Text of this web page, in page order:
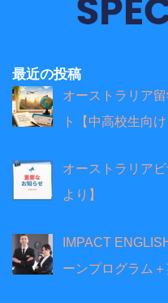
最近の投稿
オーストラリア
ト【中高校生向け
オーストラリア
より】
IMPACT
ーンプログラム